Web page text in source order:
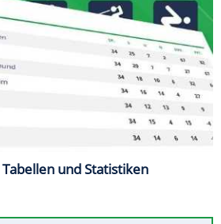
und Statistiken